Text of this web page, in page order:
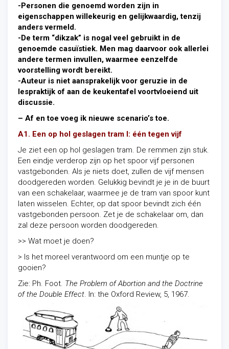
-Personen die genoemd worden zijn in
eigenschappen willekeurig en gelijkwaardig, tenzij
anders vermeld.
-De term “dikzak” is nogal veel gebruikt in de
genoemde casuïstiek. Men mag daarvoor ook allerlei
andere termen invullen, waarmee eenzelfde
voorstelling wordt bereikt.
-Auteur is niet aansprakelijk voor geruzie in de
lespraktijk of aan de keukentafel voortvloeiend uit
discussie.
– Af en toe voeg ik nieuwe scenario’s toe.
A1. Een op hol geslagen tram I: één tegen vijf
Je ziet een op hol geslagen tram. De remmen zijn stuk.
Een eindje verderop zijn op het spoor vijf personen
vastgebonden. Als je niets doet, zullen de vijf mensen
doodgereden worden. Gelukkig bevindt je je in de buurt
van een schakelaar, waarmee je de tram van spoor kunt
laten wisselen. Echter, op dat spoor bevindt zich één
vastgebonden persoon. Zet je de schakelaar om, dan
zal deze persoon worden doodgereden.
>> Wat moet je doen?
> Is het moreel verantwoord om een muntje op te
gooien?
Zie: Ph. Foot. The Problem of Abortion and the Doctrine
of the Double Effect. In: the Oxford Review, 5, 1967.